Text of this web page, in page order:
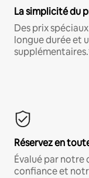
La simplicité du
Des prix
longue durée et
Réservez en
Évalué par notre
confiance et